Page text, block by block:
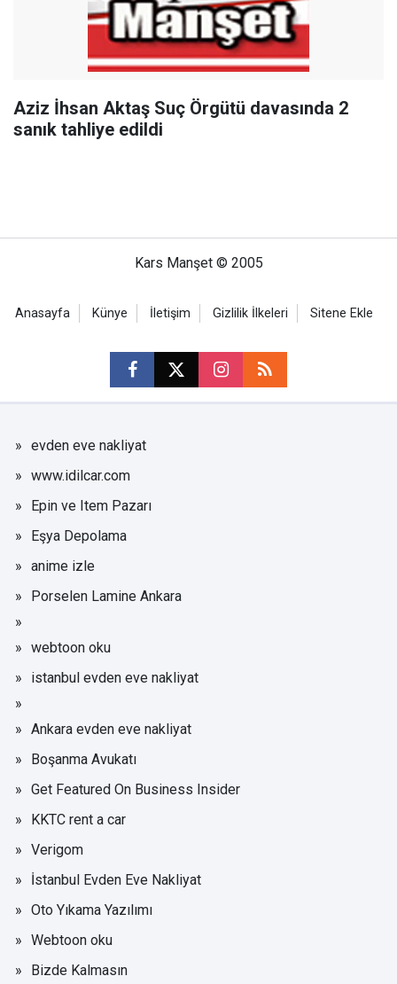
Aziz İhsan Aktaş Suç Örgütü davasında 2
sanık tahliye edildi
Kars Manşet © 2005
Anasayfa Künye İletişim Gizlilik İlkeleri Sitene Ekle
evden eve nakliyat
www.idilcar.com
Epin ve Item Pazarı
Eşya Depolama
anime izle
Porselen Lamine Ankara
webtoon oku
istanbul evden eve nakliyat
Ankara evden eve nakliyat
Boşanma Avukatı
Get Featured On Business Insider
KKTC rent a car
Verigom
İstanbul Evden Eve Nakliyat
Oto Yıkama Yazılımı
Webtoon oku
Bizde Kalmasın